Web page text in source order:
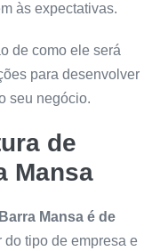
às expectativas.
de como ele será
para desenvolver
seu negócio.
de
Mansa
Mansa é de
do tipo de empresa e